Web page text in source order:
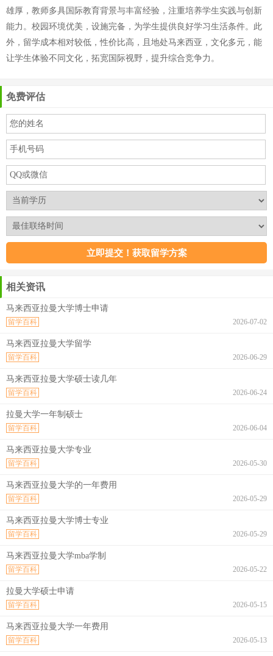
雄厚，教师多具国际教育背景与丰富经验，注重培养学生实践与创新
能力。校园环境优美，设施完备，为学生提供良好学习生活条件。此
外，留学成本相对较低，性价比高，且地处马来西亚，文化多元，能
让学生体验不同文化，拓宽国际视野，提升综合竞争力。
免费评估
相关资讯
马来西亚拉曼大学博士申请
2026-07-02
留学百科
马来西亚拉曼大学留学
2026-06-29
留学百科
马来西亚拉曼大学硕士读几年
2026-06-24
留学百科
拉曼大学一年制硕士
2026-06-04
留学百科
马来西亚拉曼大学专业
2026-05-30
留学百科
马来西亚拉曼大学的一年费用
2026-05-29
留学百科
马来西亚拉曼大学博士专业
2026-05-29
留学百科
马来西亚拉曼大学mba学制
2026-05-22
留学百科
拉曼大学硕士申请
2026-05-15
留学百科
马来西亚拉曼大学一年费用
2026-05-13
留学百科